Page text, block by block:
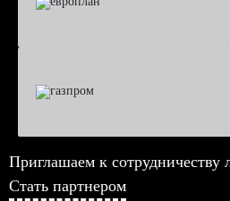
Приглашаем к сотрудничеству
Стать партнером